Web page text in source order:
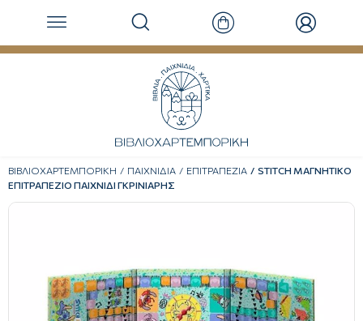
ΒΙΒΛΙΟΧΑΡΤΕΜΠΟΡΙΚΗ ΠΑΙΧΝΙΔΙΑ ΕΠΙΤΡΑΠΕΖΙΑ
STITCH ΜΑΓΝΗΤΙΚΟ
ΕΠΙΤΡΑΠΕΖΙΟ ΠΑΙΧΝΙΔΙ ΓΚΡΙΝΙΑΡΗΣ